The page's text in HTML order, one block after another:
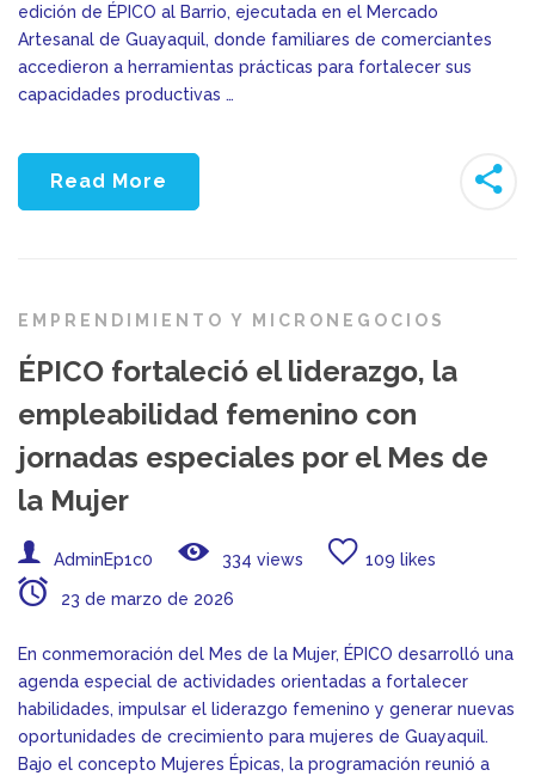
edición de ÉPICO al Barrio, ejecutada en el Mercado
Artesanal de Guayaquil, donde familiares de comerciantes
accedieron a herramientas prácticas para fortalecer sus
capacidades productivas …
Read More
EMPRENDIMIENTO Y MICRONEGOCIOS
ÉPICO fortaleció el liderazgo, la
empleabilidad femenino con
jornadas especiales por el Mes de
la Mujer
AdminEp1c0 334 views 109 likes
23 de marzo de 2026
En conmemoración del Mes de la Mujer, ÉPICO desarrolló una
agenda especial de actividades orientadas a fortalecer
habilidades, impulsar el liderazgo femenino y generar nuevas
oportunidades de crecimiento para mujeres de Guayaquil.
Bajo el concepto Mujeres Épicas, la programación reunió a